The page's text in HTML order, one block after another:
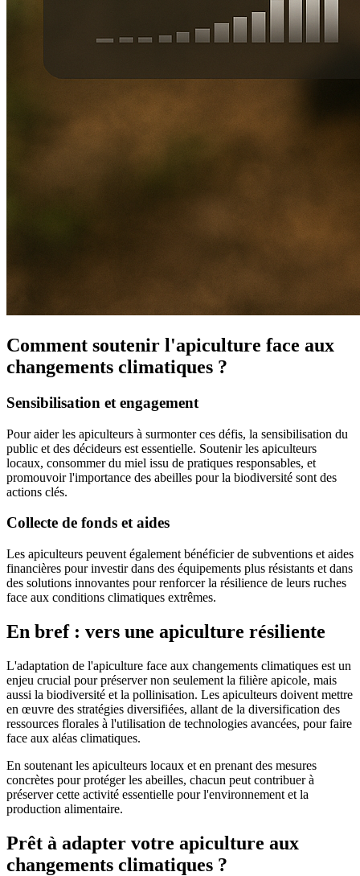
Comment soutenir l'apiculture face aux
changements climatiques ?
Sensibilisation et engagement
Pour aider les apiculteurs à surmonter ces défis, la sensibilisation du
public et des décideurs est essentielle. Soutenir les apiculteurs
locaux, consommer du miel issu de pratiques responsables, et
promouvoir l'importance des abeilles pour la biodiversité sont des
actions clés.
Collecte de fonds et aides
Les apiculteurs peuvent également bénéficier de subventions et aides
financières pour investir dans des équipements plus résistants et dans
des solutions innovantes pour renforcer la résilience de leurs ruches
face aux conditions climatiques extrêmes.
En bref : vers une apiculture résiliente
L'adaptation de l'apiculture face aux changements climatiques est un
enjeu crucial pour préserver non seulement la filière apicole, mais
aussi la biodiversité et la pollinisation. Les apiculteurs doivent mettre
en œuvre des stratégies diversifiées, allant de la diversification des
ressources florales à l'utilisation de technologies avancées, pour faire
face aux aléas climatiques.
En soutenant les apiculteurs locaux et en prenant des mesures
concrètes pour protéger les abeilles, chacun peut contribuer à
préserver cette activité essentielle pour l'environnement et la
production alimentaire.
Prêt à adapter votre apiculture aux
changements climatiques ?